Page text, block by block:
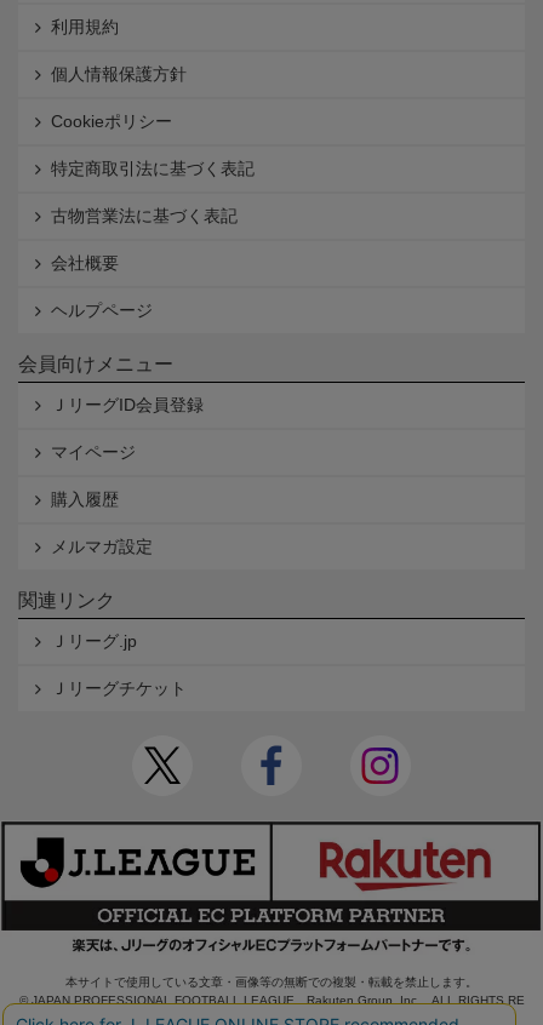
利用規約
個人情報保護方針
Cookieポリシー
特定商取引法に基づく表記
古物営業法に基づく表記
会社概要
ヘルプページ
会員向けメニュー
ＪリーグID会員登録
マイページ
購入履歴
メルマガ設定
関連リンク
Ｊリーグ.jp
Ｊリーグチケット
本サイトで使用している文章・画像等の無断での複製・転載を禁止します。
© JAPAN PROFESSIONAL FOOTBALL LEAGUE Rakuten Group, Inc. ALL RIGHTS RE
SERVED.